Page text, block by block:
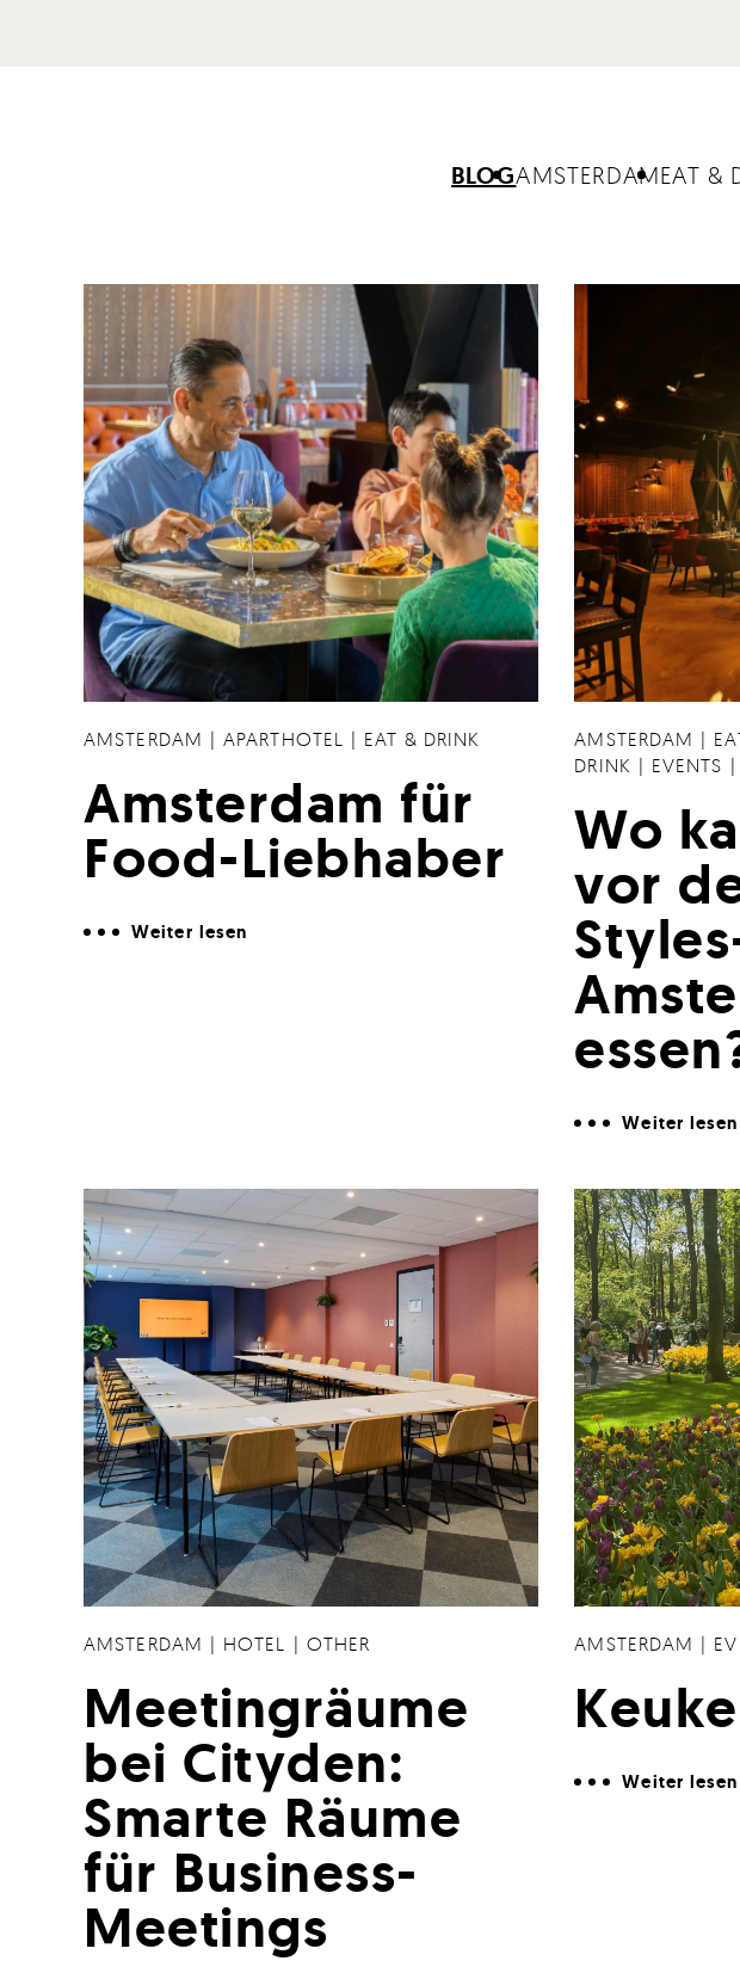
BLOGAMSTERDAMEAT &
AMSTERDAM | APARTHOTEL | EAT & DRINK
Amsterdam für
Food-Liebhaber
Weiter lesen
AMSTERDAM |
DRINK | EVENTS |
Wo
vor
Weiter lesen
AMSTERDAM | HOTEL | OTHER
Meetingräume
bei Cityden:
Smarte Räume
für Business-
Meetings
AMSTERDAM |
Weiter lesen